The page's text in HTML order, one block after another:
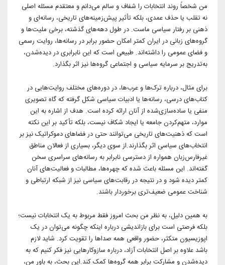
من شخصاً روند انتخابات را شفاف و سالم می‌دانم و معتقدم مسئله اصلی
نه تقلب یا حذف عمدی، بلکه تأثیر پیش‌زمینه‌های تاریخی، رسانه‌ای و
ذهنی بر رفتار سیاسی ماست. در طول دهه‌های گذشته، برخی ملیت‌ها و
گروه‌های زبانی در ایران کمتر امکان حضور برابر در رسانه‌ها، روایت رسمی
و فضای عمومی را داشته‌اند. طبیعی است که این نابرابری در دیده‌شدن،
به‌تدریج بر سرمایه سیاسی و اجتماعی گروه‌ها نیز اثر بگذارد.
برای مثال، درباره ترک‌ها و عرب‌ها، در دوره‌های مختلف روایت‌هایی در
کتاب‌های درسی، رسانه‌ها یا ادبیات سیاسی شکل گرفته که گاه تصویری
منفی یا ساده‌سازی‌شده از آنان ارائه کرده است. هدف از اشاره به این
موارد، متهم‌کردن جامعه یا ایجاد شکاف نیست، بلکه تأکید بر این نکته
است که ذهنیت‌های تاریخی می‌توانند حتی در فضاهای دموکراتیک نیز بر
انتخاب‌های سیاسی اثر بگذارند.از سوی دیگر، بسیاری از فعالان مناطق
غیرفارس‌زبان همواره از دسترسی نابرابر به رسانه‌های سراسری سخن
گفته‌اند. این مسئله باعث شده که چهره‌ها، مطالبات و فعالیت‌های آنان
کمتر دیده شود و در نتیجه در رقابت‌های سیاسی نیز از شبکه ارتباطی و
شناخت عمومی ضعیف‌تری برخوردار باشند.
به همین دلیل، به نظر من بحث امروز فقط مربوط به یک انتخابات نیست؛
بلکه فرصتی است برای بازاندیشی درباره اینکه چگونه می‌توان در یک
اپوزیسیون متکثر، حضور واقعی همه صداها را تقویت کرد. شاید لازم
باشد علاوه بر اصل انتخابات آزاد، درباره سازوکارهایی نیز فکر کنیم که به
دیده‌شدن و مشارکت برابر همه گروه‌ها کمک کند.این بحث، به باور من،